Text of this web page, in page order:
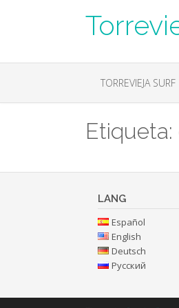
TORREVIEJA SURF
Etiqueta:
LANG
Español
English
Deutsch
Русский